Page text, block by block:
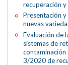
recuperación
Presentación
nuevas
Evaluación de
sistemas de
contaminación
3/2020 de